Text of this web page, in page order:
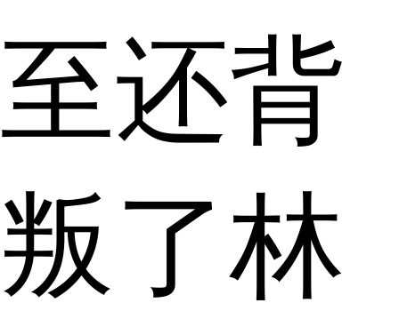
至还背
叛了林